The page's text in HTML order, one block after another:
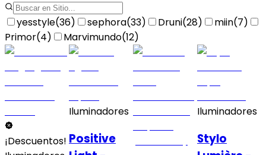
yesstyle(36) sephora(33) Druni(28) miin(7)
Primor(4) Marvimundo(12)
¡Descuentos!
Iluminadores
Positive
Iluminadores
Stylo